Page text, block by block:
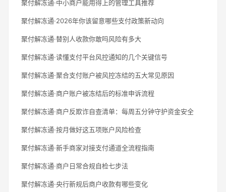
聚付解冻通·中小商户能用得上的管理工具推荐
聚付解冻通·2026年你该留意哪些支付政策新动向
聚付解冻通·替别人收款你敢吗风险有多大
聚付解冻通·读懂支付平台风控通知的几个关键信号
聚付解冻通·聚合支付账户被风控冻结的五大常见原因
聚付解冻通·商户账户被冻结后的标准申诉流程
聚付解冻通·商户反欺诈自查清单：每周五分钟守护资金安全
聚付解冻通·按月做好这五项账户风险检查
聚付解冻通·新手商家对接支付通道全流程指南
聚付解冻通·商户日常合规自检七步法
聚付解冻通·央行新规后商户收款有哪些变化